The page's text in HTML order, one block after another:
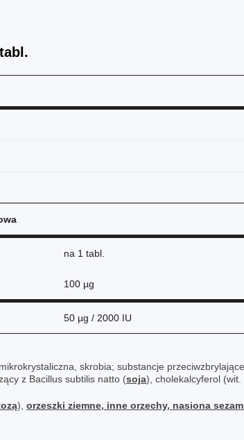
na 1 tabl.
100 µg
50 µg / 2000 IU
skrobia; substancje
z Bacillus subtilis natto (soja), cholekalcyferol (wit.
), orzeszki ziemne, inne orzechy, nasiona